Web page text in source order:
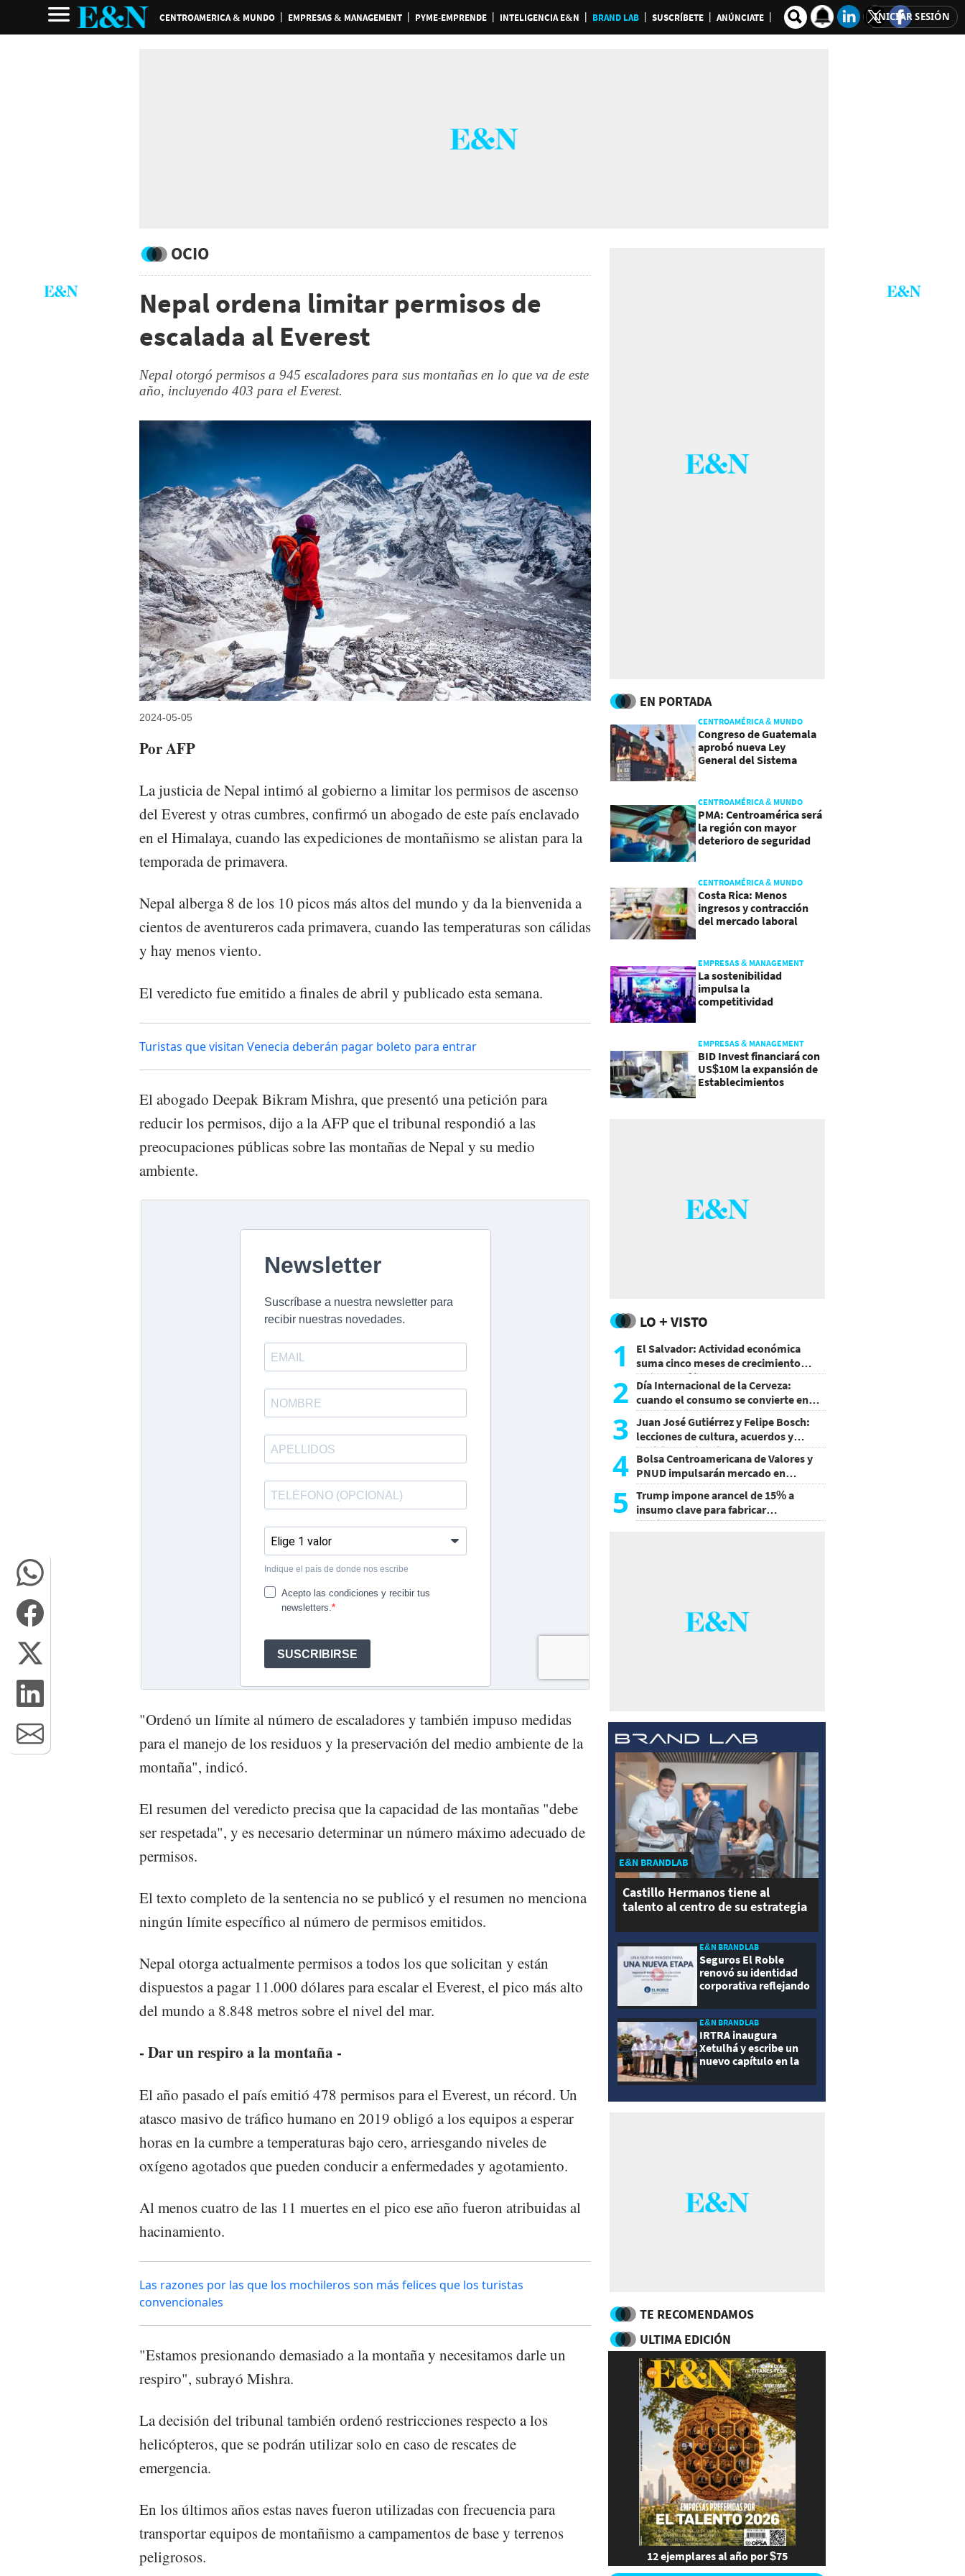
CENTROAMERICA & MUNDO EMPRESAS & MANAGEMENT PYME-EMPRENDE INTELIGENCIA E&N BRAND LAB SUSCRÍBETE ANÚNCIATE INICIAR SESIÓN
OCIO
Nepal ordena limitar permisos de
escalada al Everest
Nepal otorgó permisos a 945 escaladores para sus montañas en lo que va de este
año, incluyendo 403 para el Everest.
2024-05-05
Por AFP
La justicia de Nepal intimó al gobierno a limitar los permisos de ascenso
del Everest y otras cumbres, confirmó un abogado de este país enclavado
en el Himalaya, cuando las expediciones de montañismo se alistan para la
temporada de primavera.
Nepal alberga 8 de los 10 picos más altos del mundo y da la bienvenida a
cientos de aventureros cada primavera, cuando las temperaturas son cálidas
y hay menos viento.
El veredicto fue emitido a finales de abril y publicado esta semana.
Turistas que visitan Venecia deberán pagar boleto para entrar
El abogado Deepak Bikram Mishra, que presentó una petición para
reducir los permisos, dijo a la AFP que el tribunal respondió a las
preocupaciones públicas sobre las montañas de Nepal y su medio
ambiente.
"Ordenó un límite al número de escaladores y también impuso medidas
para el manejo de los residuos y la preservación del medio ambiente de la
montaña", indicó.
El resumen del veredicto precisa que la capacidad de las montañas "debe
ser respetada", y es necesario determinar un número máximo adecuado de
permisos.
El texto completo de la sentencia no se publicó y el resumen no menciona
ningún límite específico al número de permisos emitidos.
Nepal otorga actualmente permisos a todos los que solicitan y están
dispuestos a pagar 11.000 dólares para escalar el Everest, el pico más alto
del mundo a 8.848 metros sobre el nivel del mar.
- Dar un respiro a la montaña -
El año pasado el país emitió 478 permisos para el Everest, un récord. Un
atasco masivo de tráfico humano en 2019 obligó a los equipos a esperar
horas en la cumbre a temperaturas bajo cero, arriesgando niveles de
oxígeno agotados que pueden conducir a enfermedades y agotamiento.
Al menos cuatro de las 11 muertes en el pico ese año fueron atribuidas al
hacinamiento.
Las razones por las que los mochileros son más felices que los turistas
convencionales
"Estamos presionando demasiado a la montaña y necesitamos darle un
respiro", subrayó Mishra.
La decisión del tribunal también ordenó restricciones respecto a los
helicópteros, que se podrán utilizar solo en caso de rescates de
emergencia.
En los últimos años estas naves fueron utilizadas con frecuencia para
transportar equipos de montañismo a campamentos de base y terrenos
peligrosos.
EN PORTADA
CENTROAMÉRICA & MUNDO
Congreso de Guatemala
aprobó nueva Ley
General del Sistema
CENTROAMÉRICA & MUNDO
PMA: Centroamérica será
la región con mayor
deterioro de seguridad
CENTROAMÉRICA & MUNDO
Costa Rica: Menos
ingresos y contracción
del mercado laboral
EMPRESAS & MANAGEMENT
La sostenibilidad
impulsa la
competitividad
EMPRESAS & MANAGEMENT
BID Invest financiará con
US$10M la expansión de
Establecimientos
LO + VISTO
1
El Salvador: Actividad económica
suma cinco meses de crecimiento
arriba de 4%
2 Día Internacional de la Cerveza:
cuando el consumo se convierte en
experiencia
3 Juan José Gutiérrez y Felipe Bosch:
lecciones de cultura, acuerdos y
decisiones sin miedo
4 Bolsa Centroamericana de Valores y
PNUD impulsarán mercado en
Honduras
5
Trump impone arancel de 15% a
insumo clave para fabricar
semiconductores y paneles
E&N BRANDLAB
Castillo Hermanos tiene al
talento al centro de su estrategia
E&N BRANDLAB
Seguros El Roble
renovó su identidad
corporativa reflejando
modernidad
E&N BRANDLAB
IRTRA inaugura
Xetulhá y escribe un
nuevo capítulo en la
recreación de
Guatemala
TE RECOMENDAMOS
ULTIMA EDICIÓN
12 ejemplares al año por $75